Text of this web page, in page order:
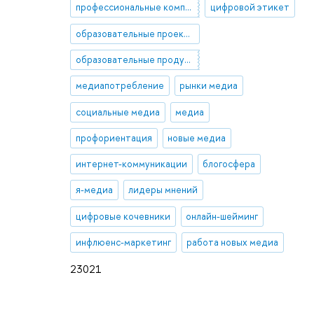
23021
профессиональные компетенции в медиакоммуникациях цифровой этикет
образовательные проекты
образовательные продукты
медиапотребление рынки медиа
социальные медиа медиа
профориентация новые медиа
интернет-коммуникации блогосфера
я-медиа лидеры мнений
цифровые кочевники онлайн-шейминг
инфлюенс-маркетинг работа новых медиа